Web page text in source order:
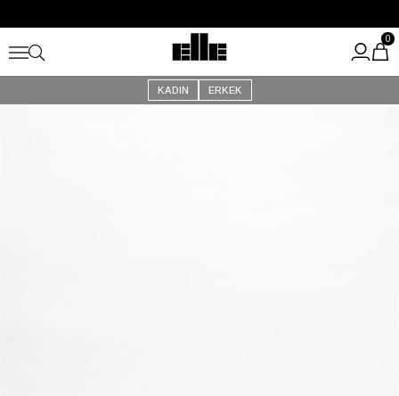
Kargo Ücretsiz!
KADIN ERKEK
0